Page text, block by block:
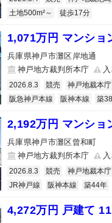
土地500m²～
徒歩17分
1,071万円 マンショ
兵庫県神戸市灘区岸地通
神戸地方裁判所本庁
2026.8.3 競売 神戸地裁本庁
阪急神戸本線
阪神本線 築
2,192万円 マンショ
兵庫県神戸市灘区曾和町
神戸地方裁判所本庁
2026.8.3 競売 神戸地裁本庁
JR神戸線
阪神本線 築44年
4,272万円 戸建て